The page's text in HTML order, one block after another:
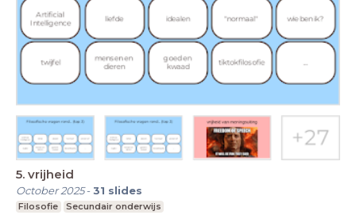
5. vrijheid
October 2025-31 slides
Filosofie Secundair onderwijs